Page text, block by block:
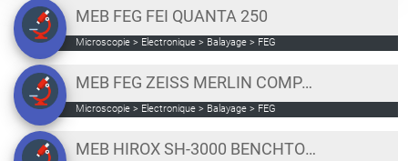
MEB FEG FEI QUANTA 250
Microscopie > Electronique > Balayage > FEG
MEB FEG ZEISS MERLIN COMPACT
Microscopie > Electronique > Balayage > FEG
MEB HIROX SH-3000 BENCHTOP 30 KV